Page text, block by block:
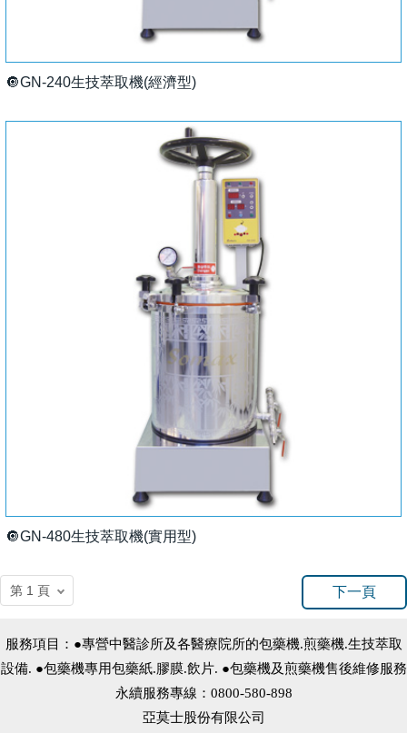
🔘GN-240生技萃取機(經濟型)
🔘GN-480生技萃取機(實用型)
下一頁
服務項目：●專營中醫診所及各醫療院所的包藥機.煎藥機.生技萃取
設備. ●包藥機專用包藥紙.膠膜.飲片. ●包藥機及煎藥機售後維修服務
永續服務專線：0800-580-898
亞莫士股份有限公司